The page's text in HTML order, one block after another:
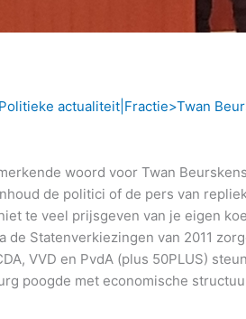
actualiteit|Fractie>Twan
woord voor Twan
de politici of de pers van
te veel prijsgeven van je eigen
de Statenverkiezingen van 2011
VVD en PvdA (plus 50PLUS)
poogde met economische